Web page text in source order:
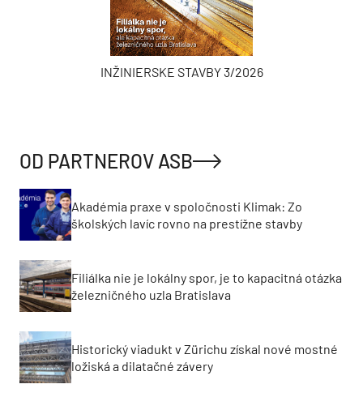
INŽINIERSKE STAVBY 3/2026
OD PARTNEROV ASB
Akadémia praxe v spoločnosti Klimak: Zo
školských lavíc rovno na prestížne stavby
Filiálka nie je lokálny spor, je to kapacitná otázka
železničného uzla Bratislava
Historický viadukt v Zürichu získal nové mostné
ložiská a dilatačné závery